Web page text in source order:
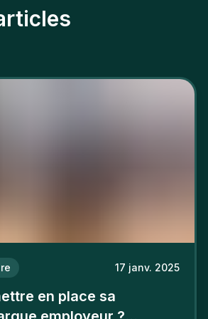
17 janv. 2025
en place sa